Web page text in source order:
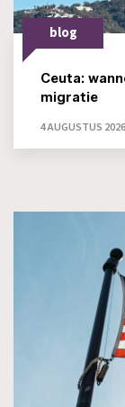
blog
Ceuta:
migratie
4 AUGUSTUS 2026